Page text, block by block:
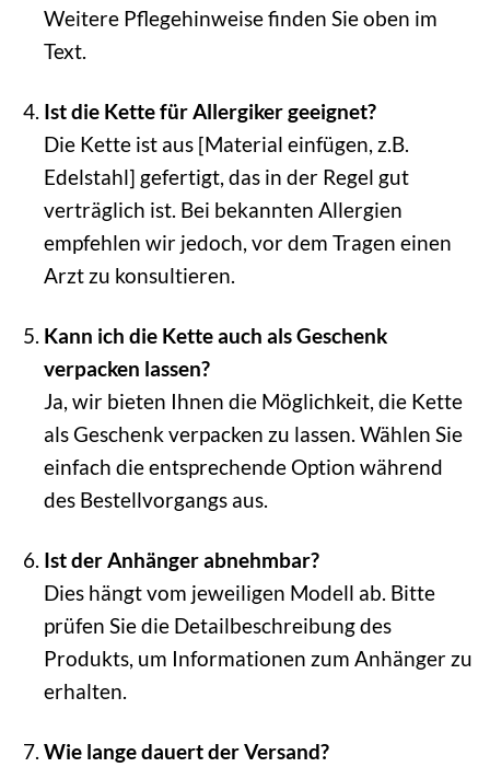
Weitere Pflegehinweise finden Sie oben im
Text.
Ist die Kette für Allergiker geeignet?
Die Kette ist aus [Material einfügen, z.B.
Edelstahl] gefertigt, das in der Regel gut
verträglich ist. Bei bekannten Allergien
empfehlen wir jedoch, vor dem Tragen einen
Arzt zu konsultieren.
Kann ich die Kette auch als Geschenk
verpacken lassen?
Ja, wir bieten Ihnen die Möglichkeit, die Kette
als Geschenk verpacken zu lassen. Wählen Sie
einfach die entsprechende Option während
des Bestellvorgangs aus.
Ist der Anhänger abnehmbar?
Dies hängt vom jeweiligen Modell ab. Bitte
prüfen Sie die Detailbeschreibung des
Produkts, um Informationen zum Anhänger zu
erhalten.
Wie lange dauert der Versand?